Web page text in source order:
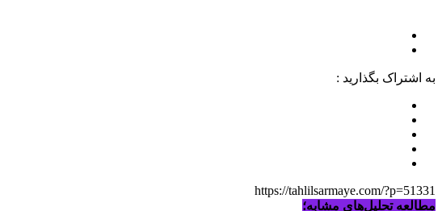
به اشتراک بگذارید :
https://tahlilsarmaye.com/?p=51331
مطالعه تحلیل‌های مشابه؛